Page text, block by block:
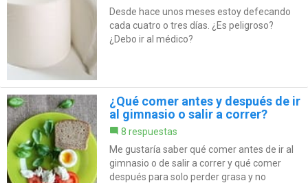
Desde hace unos meses estoy defecando
cada cuatro o tres días. ¿Es peligroso?
¿Debo ir al médico?
¿Qué comer antes y después de ir
al gimnasio o salir a correr?
8 respuestas
Me gustaría saber qué comer antes de ir al
gimnasio o de salir a correr y qué comer
después para solo perder grasa y no